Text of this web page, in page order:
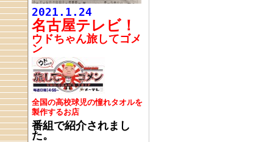
2021.1.24
名古屋テレビ！
ウドちゃん旅してゴメ
ン
全国の高校球児の憧れタオルを
製作するお店
番組で紹介されまし
た。